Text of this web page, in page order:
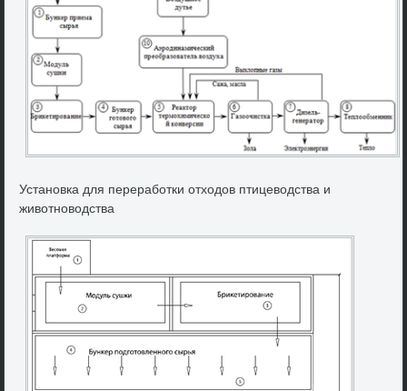
Установка для переработки отхοдοв птицевοдства и
живοтновοдства